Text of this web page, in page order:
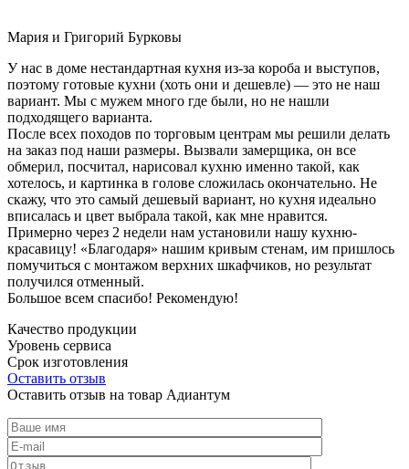
Мария и Григорий Бурковы
У нас в доме нестандартная кухня из-за короба и выступов,
поэтому готовые кухни (хоть они и дешевле) — это не наш
вариант. Мы с мужем много где были, но не нашли
подходящего варианта.
После всех походов по торговым центрам мы решили делать
на заказ под наши размеры. Вызвали замерщика, он все
обмерил, посчитал, нарисовал кухню именно такой, как
хотелось, и картинка в голове сложилась окончательно. Не
скажу, что это самый дешевый вариант, но кухня идеально
вписалась и цвет выбрала такой, как мне нравится.
Примерно через 2 недели нам установили нашу кухню-
красавицу! «Благодаря» нашим кривым стенам, им пришлось
помучиться с монтажом верхних шкафчиков, но результат
получился отменный.
Большое всем спасибо! Рекомендую!
Качество продукции
Уровень сервиса
Срок изготовления
Оставить отзыв
Оставить отзыв на товар Адиантум